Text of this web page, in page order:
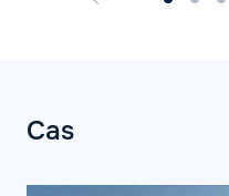
Cas